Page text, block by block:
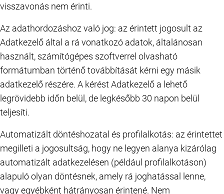
visszavonás nem érinti.
Az adathordozáshoz való jog: az érintett jogosult az
Adatkezelő által a rá vonatkozó adatok, általánosan
használt, számítógépes szoftverrel olvasható
formátumban történő továbbítását kérni egy másik
adatkezelő részére. A kérést Adatkezelő a lehető
legrövidebb időn belül, de legkésőbb 30 napon belül
teljesíti.
Automatizált döntéshozatal és profilalkotás: az érintettet
megilleti a jogosultság, hogy ne legyen alanya kizárólag
automatizált adatkezelésen (például profilalkotáson)
alapuló olyan döntésnek, amely rá joghatással lenne,
vagy egyébként hátrányosan érintené. Nem